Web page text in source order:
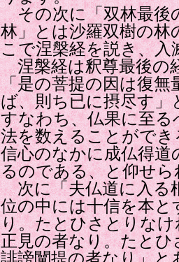
その次に「双林最後
林」とは沙羅双樹の
こで涅槃経を説き、
涅槃経は釈尊最後の
「是の菩提の因は復無
ば、則ち已に摂尽す
すなわち、仏果に至る
法を数えることがで
信心のなかに成仏得
るのである、と仰せ
次に「夫仏道に入る
位の中には十信を本
り。たとひさとりな
正見の者なり。たと